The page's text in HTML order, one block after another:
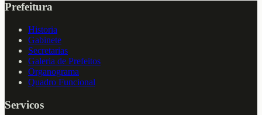
Prefeitura
Historia
Gabinete
Secretarias
Galeria de Prefeitos
Organograma
Quadro Funcional
Servicos